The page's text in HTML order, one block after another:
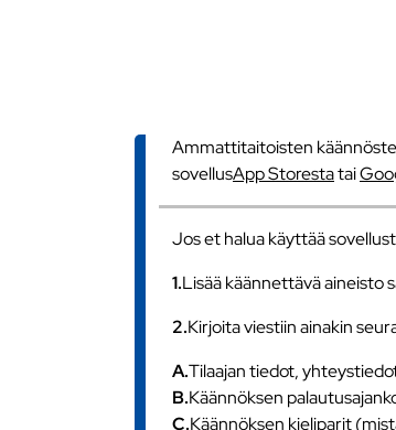
Ammattitaitoisten
sovellusApp Storestatai
Jos et halua käyttää
1.Lisää käännettävä aineisto
2.Kirjoita viestiin ainakin
A.Tilaajan tiedot,
B.Käännöksen
C.Käännöksen kieliparit